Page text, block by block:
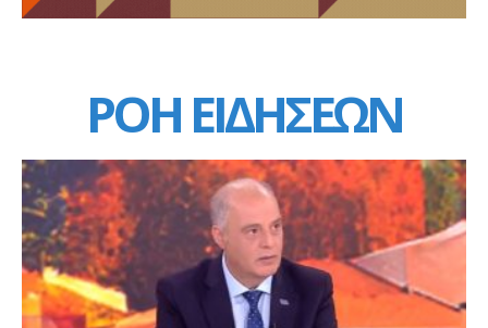
ΡΟΗ ΕΙΔΗΣΕΩΝ